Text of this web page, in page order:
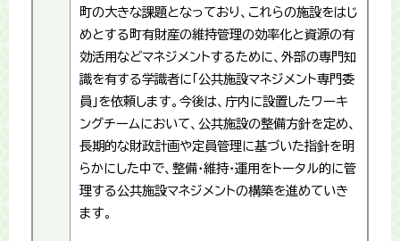
町の大きな課題となっており、これらの施設をはじ
めとする町有財産の維持管理の効率化と資源の有
効活用などマネジメントするために、外部の専門知
識を有する学識者に「公共施設マネジメント専門委
員」を依頼します。今後は、庁内に設置したワーキ
ングチームにおいて、公共施設の整備方針を定め、
長期的な財政計画や定員管理に基づいた指針を明
らかにした中で、整備・維持・運用をトータル的に管
理する公共施設マネジメントの構築を進めていき
ます。